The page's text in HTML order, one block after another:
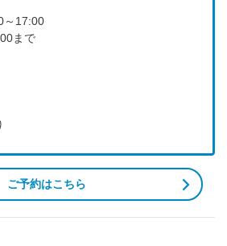
～17:00
まで
ご予約はこちら